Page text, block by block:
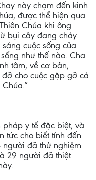
này chạm đến kinh
được thể hiện qua
Chúa khi ông
bụi cây đang cháy
cuộc sống của
như thế nào. Cha
tâm, về cơ bản,
cho cuộc gặp gỡ cá
pháp y tế đặc biệt, và
tức cho biết tính đến
người đã thử nghiệm
29 người đã thiệt